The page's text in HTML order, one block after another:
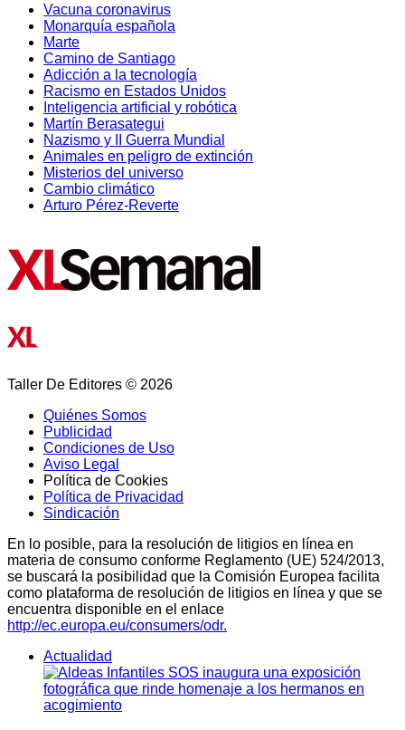
Vacuna coronavirus
Monarquía española
Marte
Camino de Santiago
Adicción a la tecnología
Racismo en Estados Unidos
Inteligencia artificial y robótica
Martín Berasategui
Nazismo y II Guerra Mundial
Animales en peligro de extinción
Misterios del universo
Cambio climático
Arturo Pérez-Reverte
Taller De Editores © 2026
Quiénes Somos
Publicidad
Condiciones de Uso
Aviso Legal
Política de Cookies
Política de Privacidad
Sindicación
En lo posible, para la resolución de litigios en línea en
materia de consumo conforme Reglamento (UE) 524/2013,
se buscará la posibilidad que la Comisión Europea facilita
como plataforma de resolución de litigios en línea y que se
encuentra disponible en el enlace
http://ec.europa.eu/consumers/odr.
Actualidad